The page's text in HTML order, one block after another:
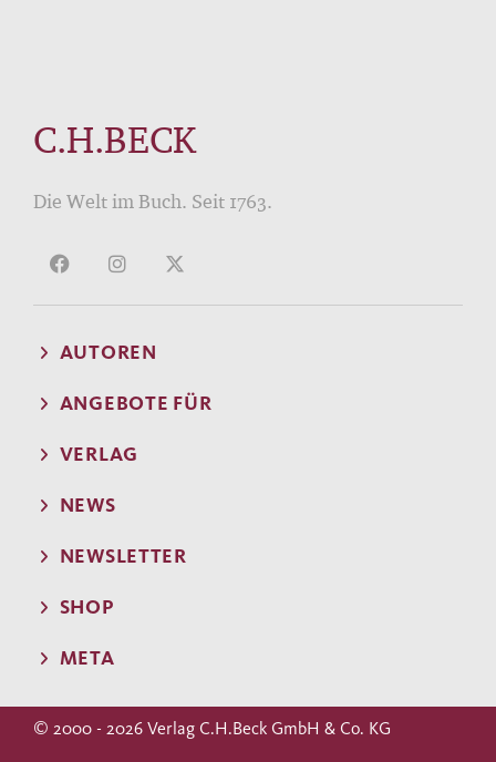
C.H.BECK
Die Welt im Buch. Seit 1763.
AUTOREN
ANGEBOTE FÜR
VERLAG
NEWS
NEWSLETTER
SHOP
META
© 2000 - 2026 Verlag C.H.Beck GmbH & Co. KG